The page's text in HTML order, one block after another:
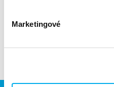
Marketingové
Publikujte post na
partnerům značku Vertiv